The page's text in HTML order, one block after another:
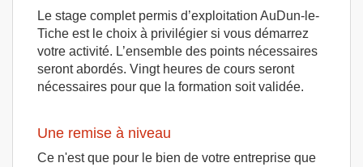
Le stage complet permis d’exploitation AuDun-le-
Tiche est le choix à privilégier si vous démarrez
votre activité. L’ensemble des points nécessaires
seront abordés. Vingt heures de cours seront
nécessaires pour que la formation soit validée.
Une remise à niveau
Ce n'est que pour le bien de votre entreprise que